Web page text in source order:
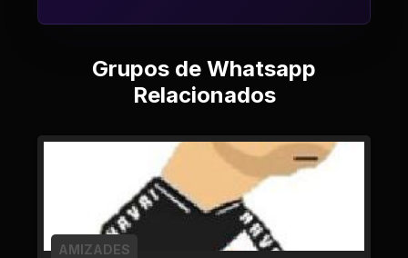
Grupos de Whatsapp
Relacionados
AMIZADES